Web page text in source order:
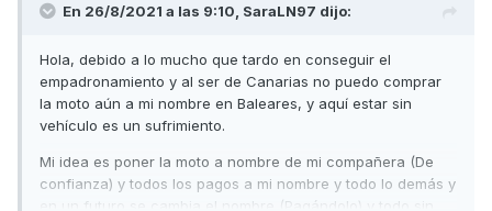
En 26/8/2021 a las 9:10, SaraLN97 dijo:
Hola, debido a lo mucho que tardo en conseguir el
empadronamiento y al ser de Canarias no puedo comprar
la moto aún a mi nombre en Baleares, y aquí estar sin
vehículo es un sufrimiento.
Mi idea es poner la moto a nombre de mi compañera (De
confianza) y todos los pagos a mi nombre y todo lo demás y
en un futuro se cambia el nombre (Pagándolo) y todo sin